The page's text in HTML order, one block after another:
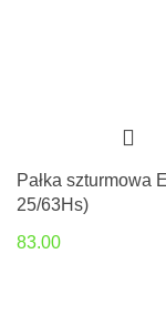
Pałka szturmowa
25/63Hs)
83.00